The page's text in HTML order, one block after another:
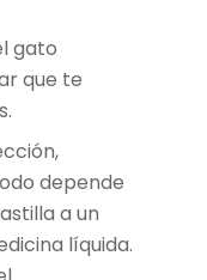
gato
que te
depende
a un
líquida.